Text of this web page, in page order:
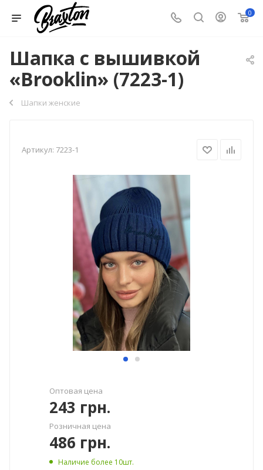
0
Шапка с вышивкой
«Brooklin» (7223-1)
Шапки женские
Артикул: 7223-1
Оптовая цена
243 грн.
Розничная цена
486 грн.
Наличие более 10шт.